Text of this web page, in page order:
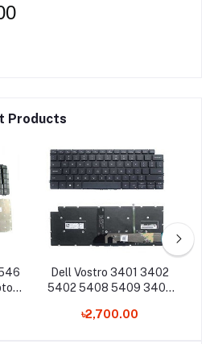
Products
Dell Vostro 3401 3402
5402 5408 5409 3400
Backlight Laptop
৳2,700.00